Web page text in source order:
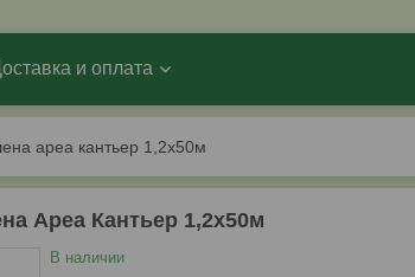
и оплата
ареа кантьер 1,2х50м
Ареа Кантьер 1,2х50м
В наличии